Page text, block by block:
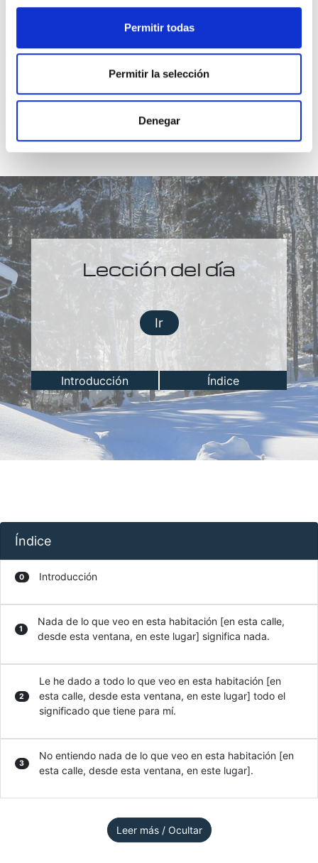
Permitir todas
Permitir la selección
Denegar
gustosamente todo temor.
Lección del día
Ir
Introducción Índice
Índice
0 Introducción
1
Nada de lo que veo en esta habitación [en esta calle,
desde esta ventana, en este lugar] significa nada.
2
Le he dado a todo lo que veo en esta habitación [en
esta calle, desde esta ventana, en este lugar] todo el
significado que tiene para mí.
3
No entiendo nada de lo que veo en esta habitación [en
esta calle, desde esta ventana, en este lugar].
Leer más / Ocultar